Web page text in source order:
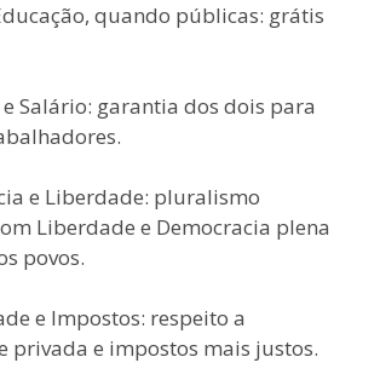
quando públicas: grátis
Salário: garantia dos dois para
e Liberdade: pluralismo
Liberdade e Democracia plena
povos.
e Impostos: respeito a
privada e impostos mais justos.